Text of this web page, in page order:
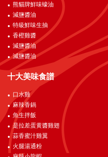
熊貓牌鮮味蠔油
減鹽醬油
特級鮮味生抽
香橙雞醬
減鹽醬油
減鹽醬油
十大美味食譜
口水雞
麻辣香鍋
魚生拌飯
是拉差蛋黄醬雞翅
蒜香蜜汁雞翼
火腿湯通粉